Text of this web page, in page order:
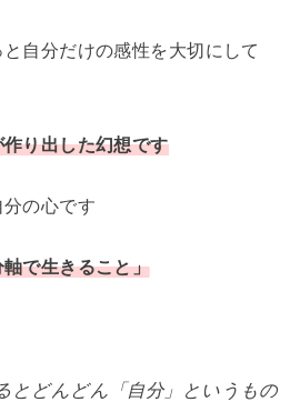
自分だけの感性を大切にして
り出した幻想です
の心です
で生きること」
とどんどん「自分」というもの